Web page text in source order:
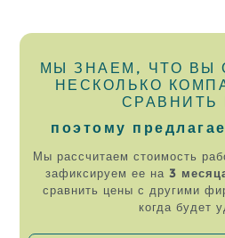
МЫ ЗНАЕМ, ЧТО ВЫ
НЕСКОЛЬКО
СРАВНИТЬ
поэтому
Мы рассчитаем стоимость
зафиксируем ее на 3
сравнить цены с другими
когда будет